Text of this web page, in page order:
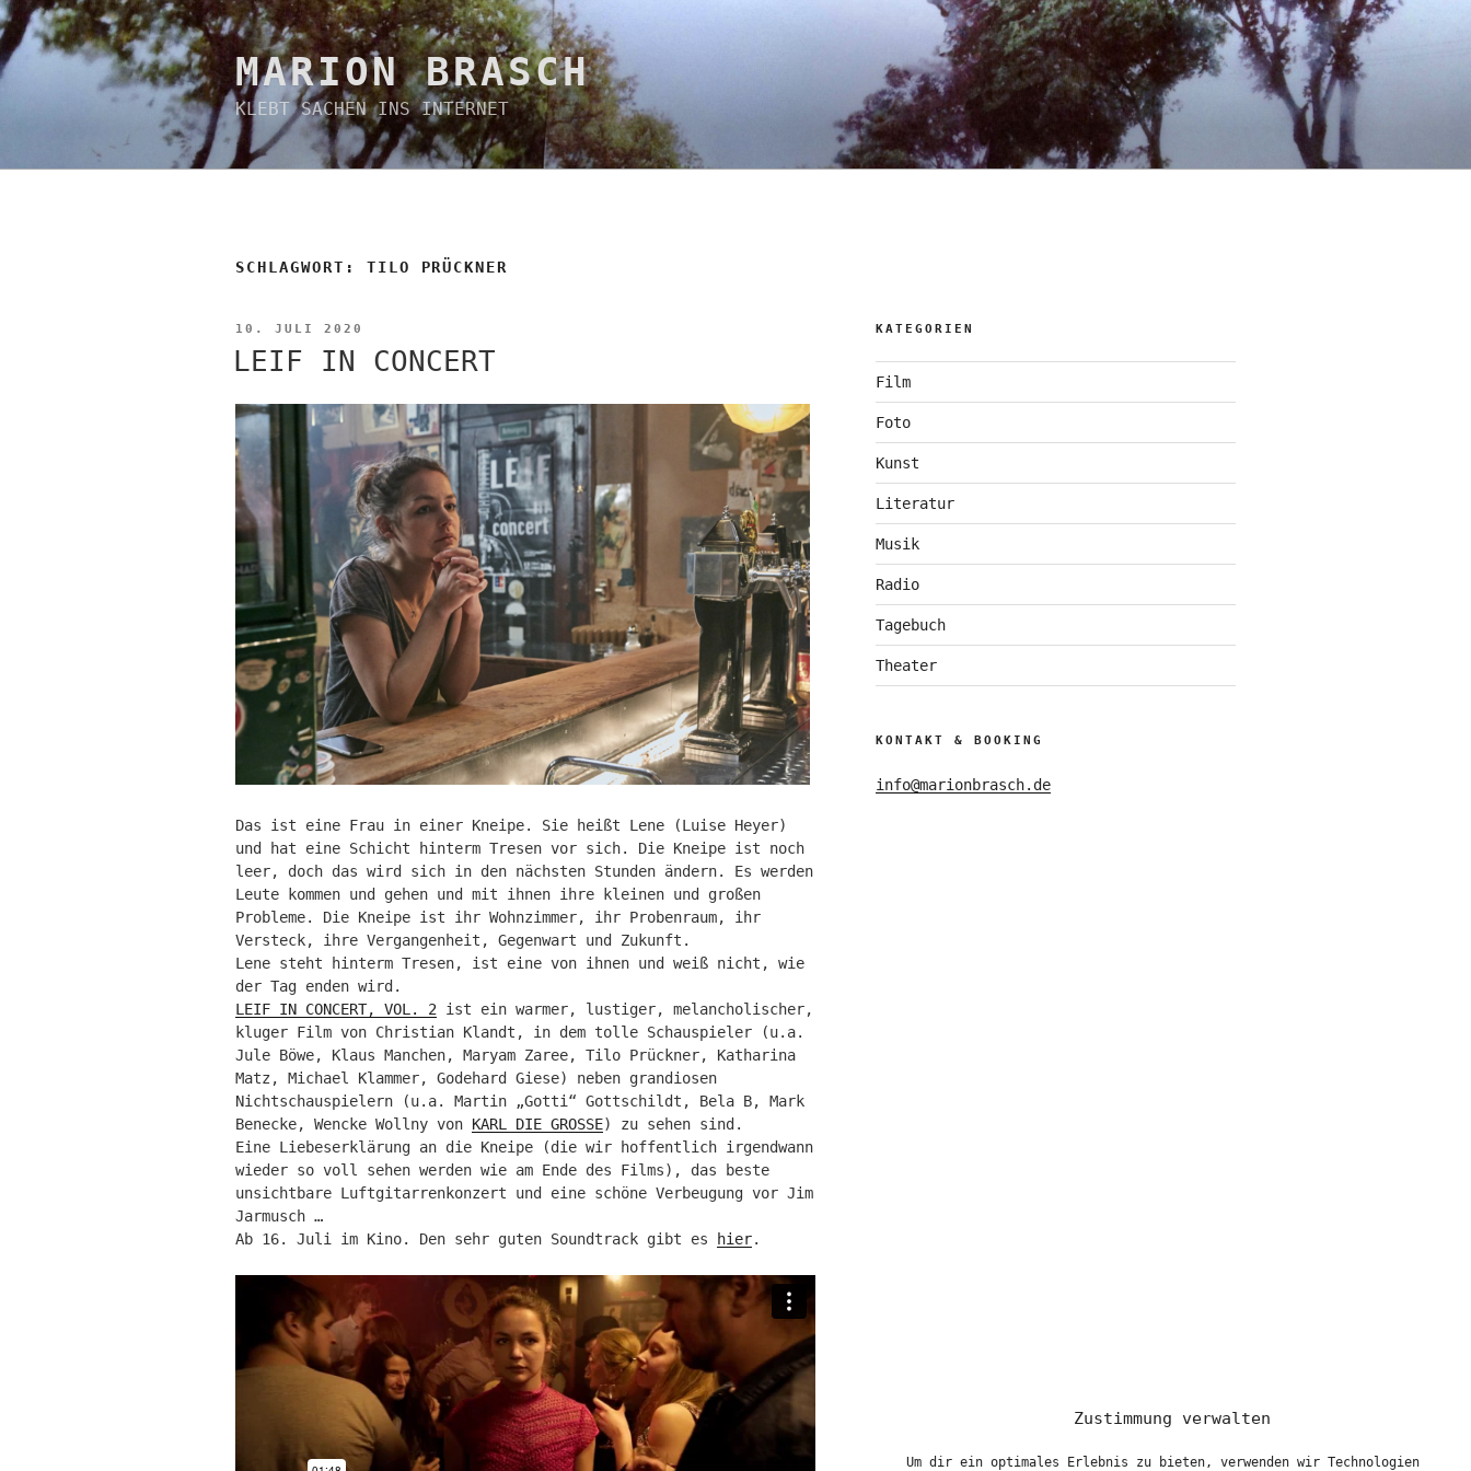
Zustimmung verwalten
Um dir ein optimales Erlebnis zu bieten, verwenden wir Technologien
Zum
Inhalt
springen
MARION BRASCH
KLEBT SACHEN INS INTERNET
SCHLAGWORT: TILO PRÜCKNER
VERÖFFENTLICHT
10. JULI 2020
LEIF IN CONCERT
Das ist eine Frau in einer Kneipe. Sie heißt Lene (Luise Heyer)
und hat eine Schicht hinterm Tresen vor sich. Die Kneipe ist noch
leer, doch das wird sich in den nächsten Stunden ändern. Es werden
Leute kommen und gehen und mit ihnen ihre kleinen und großen
Probleme. Die Kneipe ist ihr Wohnzimmer, ihr Probenraum, ihr
Versteck, ihre Vergangenheit, Gegenwart und Zukunft.
Lene steht hinterm Tresen, ist eine von ihnen und weiß nicht, wie
der Tag enden wird.
LEIF IN CONCERT, VOL. 2 ist ein warmer, lustiger, melancholischer,
kluger Film von Christian Klandt, in dem tolle Schauspieler (u.a.
Jule Böwe, Klaus Manchen, Maryam Zaree, Tilo Prückner, Katharina
Matz, Michael Klammer, Godehard Giese) neben grandiosen
Nichtschauspielern (u.a. Martin „Gotti“ Gottschildt, Bela B, Mark
Benecke, Wencke Wollny von KARL DIE GROSSE) zu sehen sind.
Eine Liebeserklärung an die Kneipe (die wir hoffentlich irgendwann
wieder so voll sehen werden wie am Ende des Films), das beste
unsichtbare Luftgitarrenkonzert und eine schöne Verbeugung vor Jim
Jarmusch …
Ab 16. Juli im Kino. Den sehr guten Soundtrack gibt es
hier.
KATEGORIEN
Film
Foto
Kunst
Literatur
Musik
Radio
Tagebuch
Theater
KONTAKT & BOOKING
info@marionbrasch.de